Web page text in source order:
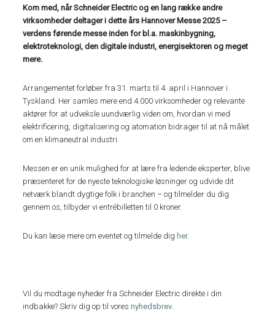
Kom med, når Schneider Electric og en lang række andre
virksomheder deltager i dette års Hannover Messe 2025 –
verdens førende messe inden for bl.a. maskinbygning,
elektroteknologi, den digitale industri, energisektoren og meget
mere.
Arrangementet forløber fra 31. marts til 4. april i Hannover i
Tyskland. Her samles mere end 4.000 virksomheder og relevante
aktører for at udveksle uundværlig viden om, hvordan vi med
elektrificering, digitalisering og atomation bidrager til at nå målet
om en klimaneutral industri.
Messen er en unik mulighed for at lære fra ledende eksperter, blive
præsenteret for de nyeste teknologiske løsninger og udvide dit
netværk blandt dygtige folk i branchen – og tilmelder du dig
gennem os, tilbyder vi entrébilletten til 0 kroner.
Du kan læse mere om eventet og tilmelde dig her.
Vil du modtage nyheder fra Schneider Electric direkte i din
indbakke? Skriv dig op til voresnyhedsbrev.